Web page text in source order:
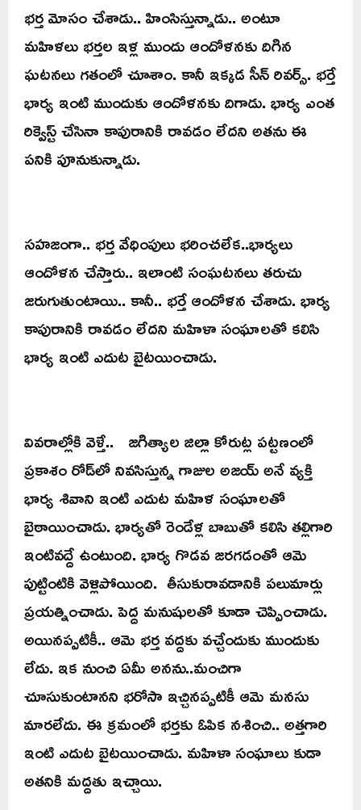
భర్త మోసం చేశాడు.. హింసిస్తున్నాడు.. అంటూ
మహిళలు భర్తల ఇళ్ల ముందు ఆందోళనకు దిగిన
ఘటనలు గతంలో చూశాం. కానీ ఇక్కడ సీన్ రివర్స్. భర్తే
భార్య ఇంటి ముందుకు ఆందోళనకు దిగాడు. భార్య ఎంత
రిక్వెస్ట్ చేసినా కాపురానికి రావడం లేదని అతను ఈ
పనికి పూనుకున్నాడు.
సహజంగా.. భర్త వేధింపులు భరించలేక..భార్యలు
ఆందోళన చేస్తారు.. ఇలాంటి సంఘటనలు తరుచు
జరుగుతుంటాయి.. కానీ.. భర్తే ఆందోళన చేశాడు. భార్య
కాపురానికి రావడం లేదని మహిళా సంఘాలతో కలిసి
భార్య ఇంటి ఎదుట బైటయించాడు.
వివరాల్లోకి వెళ్తే.. జగిత్యాల జిల్లా కోరుట్ల పట్టణంలో
ప్రకాశం రోడ్‌లో నివసిస్తున్న గాజుల అజయ్ అనే వ్యక్తి
భార్య శివాని ఇంటి ఎదుట మహిళ సంఘాలతో
బైఠాయించాడు. భార్యతో రెండేళ్ల బాబుతో కలిసి తల్లిగారి
ఇంటివద్దే ఉంటుంది. భార్య గొడవ జరగడంతో ఆమె
పుట్టింటికి వెళ్లిపోయింది. తీసుకురావడానికి పలుమార్లు
ప్రయత్నించాడు. పెద్ద మనుషులతో కూడా చెప్పించాడు.
అయినప్పటికీ.. ఆమె భర్త వద్దకు వచ్చేందుకు ముందుకు
లేదు. ఇక నుంచి ఏమీ అనను..మంచిగా
చూసుకుంటానని భరోసా ఇచ్చినప్పటికీ ఆమె మనసు
మారలేదు. ఈ క్రమంలో భర్తకు ఓపిక నశించి.. అత్తగారి
ఇంటి ఎదుట బైటయించాడు. మహిళా సంఘాలు కుడా
అతనికి మద్దతు ఇచ్చాయి.